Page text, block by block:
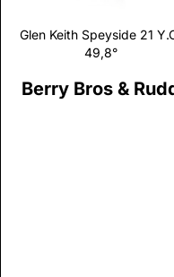
Glen Keith Speyside 21
49,8°
Berry Bros &